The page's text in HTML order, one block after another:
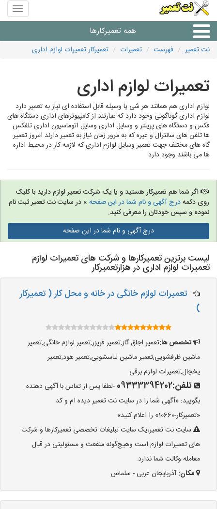
منوی
سایت
تعمیر
همه تعمیرکارها
نت تعمیر فهرست تعمیرات تعمیرکار تعمیرات لوازم اداری
تعمیرات لوازم اداری
لوازم اداری هم همانند هر شی یا وسیله قابل استفاده ای نیاز به تعمیر دارد
لوازم اداری گوناگونی وجود دارد که عبارتند از کامپیوترهای اداری دستگاه های
فکس و دستگاه های پرینتر و وسایل اداری وسایل اتوماسیون اداری تلفکس
ها تلفن های سانترال و غیره که به مرور زمان نیاز به تعمیر دارند امروز تعمیر
گاه های مختلف جهت تعمیر وسایل لوازم اداری که لازمه کار در محیط اداره
ها می باشند وجود دارد
اگر شما هم تعمیرکار هستید و یا یک شرکت تعمیر لوازم دارید با کلیک
روی دکمهدرج آگهی و نام شما در این صفحه » در سایت نت تعمیر ثبت نام
نموده و سپس خودتان را معرفی کنید.
درج آگهی و نام شما در این صفحه
لیست برترین تعمیرکارها و شرکت های تعمیرات لوازم
تعمیرات لوازم اداری در هزارتعمیرکار
تعمیرات لوازم خانگی در خانه و محل کار ( تعمیرکار
)
تخصص ها:تعمیر اجاق گاز,تعمیر فریزر,تعمیر لوازم خانگی,تعمیر
ماشین ظرفشویی,تعمیر ماشین لباسشویی,تعمیر هود,تعمیر
یخچال,تعمیرات لوازم برقی
تلفن:09333394202 -لطفا پس از تماس با آگهی دهنده
بگویید: «آگهی شما را در سایت نت تعمیر دیده ام و کد
«تعمیرکار-10660» را اعلام کنید»
سایت نت تعمیر،یک سایت تبلیغات تخصصی تعمیرکارها و شرکت
های تعمیرات لوازم است وهیچ‌گونه منفعت و مسئولیتی در قبال
معامله وکالت شما ندارد.
مکان:آذربایجان غربی - سلماس